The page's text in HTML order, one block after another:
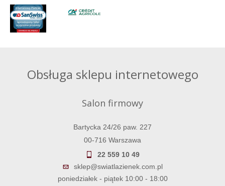
Obsługa sklepu internetowego
Salon firmowy
Bartycka 24/26 paw. 227
00-716 Warszawa
22 559 10 49
sklep@swiatlazienek.com.pl
poniedziałek - piątek 10:00 - 18:00